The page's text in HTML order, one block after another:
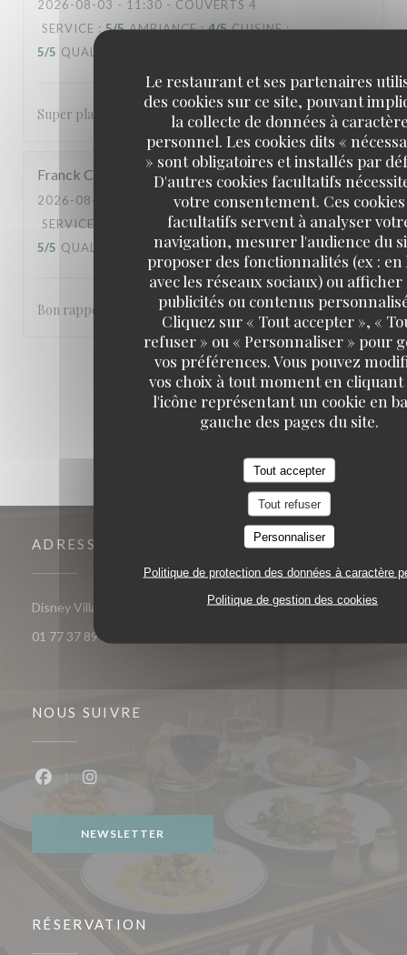
Le restaurant et ses partenaires
des cookies sur ce site, pouvant
la collecte de données à
personnel. Les cookies dits «
» sont obligatoires et installés par
D'autres cookies facultatifs
votre consentement. Ces cookies
facultatifs servent à analyser
navigation, mesurer l'audience du
proposer des fonctionnalités (ex : en
avec les réseaux sociaux) ou afficher
publicités ou contenus
Cliquez sur « Tout accepter », «
refuser » ou « Personnaliser » pour
vos préférences. Vous pouvez
vos choix à tout moment en
l'icône représentant un cookie en
gauche des pages du site.
Tout accepter
Tout refuser
Personnaliser
Politique de protection des données à caractère
Politique de gestion des cookies
2026-08-03 - 11:30 - COUVERTS 4
SERVICE : 5/5 AMBIANCE: 4/5 CUISINE:
5/5 QUALITÉ / PRIX
Super plats delicieux Un super moment passer
Franck C
2026-08-05
- 13:00 - COUVERTS 2
SERVICE
AMBIANCE: 5/5 CUISINE:
5/5 QUALITÉ / PRIX: 5/5
Bon rapport qualité prix, rien à redire sur notre venue 👍
1 2 3
ADRESSE
Disney Village 77700 Chessy
((ouvre une nouvelle fenêtre))
01 77 37 89 14
NOUS SUIVRE
NEWSLETTER
RÉSERVATION